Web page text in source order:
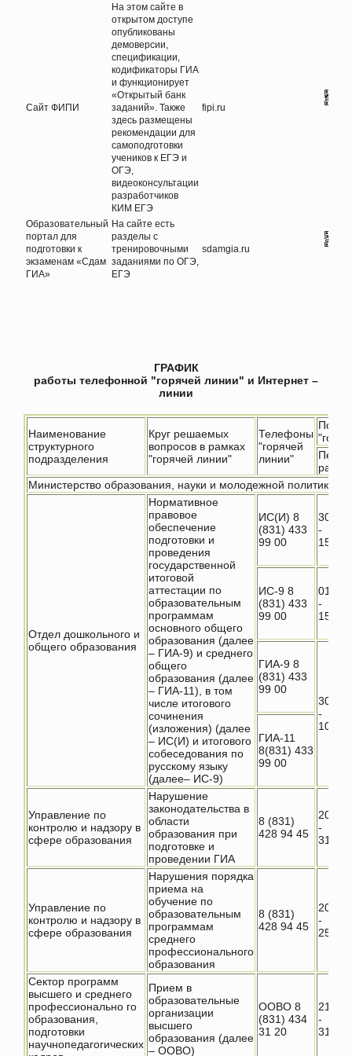
Сайт ФИПИ
На этом сайте в
открытом доступе
опубликованы
демоверсии,
спецификации,
кодификаторы ГИА
и функционирует
«Открытый банк
заданий». Также
здесь размещены
рекомендации для
самоподготовки
учеников к ЕГЭ и
ОГЭ,
видеоконсультации
разработчиков
КИМ ЕГЭ
fipi.ru
Образовательный
портал для
подготовки к
экзаменам «Сдам
ГИА»
На сайте есть
разделы с
тренировочными
заданиями по ОГЭ,
ЕГЭ
sdamgia.ru
ГРАФИК
работы телефонной "горячей линии" и Интернет –
линии
Наименование
структурного
подразделения
Круг решаемых
вопросов в рамках
"горячей линии"
Телефоны
"горячей
линии"
Министерство образования, науки и молодежной политики
Отдел дошкольного и
общего образования
Нормативное
правовое
обеспечение
подготовки и
проведения
государственной
итоговой
аттестации по
образовательным
программам
основного общего
образования (далее
– ГИА-9) и среднего
общего
образования (далее
– ГИА-11), в том
числе итогового
сочинения
(изложения) (далее
– ИС(И) и итогового
собеседования по
русскому языку
(далее– ИС-9)
ИС(И) 8
(831) 433
99 00
-
ИС-9 8
(831) 433
99 00
-
ГИА-9 8
(831) 433
99 00
-
ГИА-11
8(831) 433
99 00
Управление по
контролю и надзору в
сфере образования
Нарушение
законодательства в
области
образования при
подготовке и
проведении ГИА
8 (831)
428 94 45
-
Управление по
контролю и надзору в
сфере образования
Нарушения порядка
приема на
обучение по
образовательным
программам
среднего
профессионального
образования
8 (831)
428 94 45
-
Сектор программ
высшего и среднего
профессионально го
образования,
подготовки
научнопедагогических
Прием в
образовательные
организации
высшего
образования (далее
– ООВО)
ООВО 8
(831) 434
31 20
-